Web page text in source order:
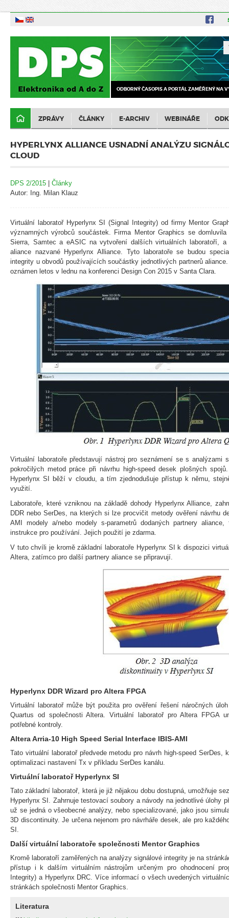
ODBORNÝ ČASOPIS A PORTÁL ZAMĚŘENÝ NA
ZPRÁVY ČLÁNKY E-ARCHIV WEBINÁŘE
HYPERLYNX ALLIANCE USNADNÍ ANALÝZU
CLOUD
DPS 2/2015 | Články
Autor: Ing. Milan Klauz
Virtuální laboratoř Hyperlynx SI (Signal Integrity) od firmy Mentor
významných výrobců součástek. Firma Mentor Graphics se
Sierra, Samtec a eASIC na vytvoření dalších virtuálních laboratoří,
aliance nazvané Hyperlynx Alliance. Tyto laboratoře se budou
integrity u obvodů používajících součástky jednotlivých partnerů
oznámen letos v lednu na konferenci Design Con 2015 v Santa Clara.
Virtuální laboratoře představují nástroj pro seznámení se s analýzami
pokročilých metod práce při návrhu high-speed desek plošných
Hyperlynx SI běží v cloudu, a tím zjednodušuje přístup k němu,
využití.
Laboratoře, které vzniknou na základě dohody Hyperlynx Alliance,
DDR nebo SerDes, na kterých si lze procvičit metody ověření návrhu
AMI modely a/nebo modely s-parametrů dodaných partnery
instrukce pro používání. Jejich použití je zdarma.
V tuto chvíli je kromě základní laboratoře Hyperlynx SI k dispozici
Altera, zatímco pro další partnery aliance se připravují.
Hyperlynx DDR Wizard pro Altera FPGA
Virtuální laboratoř může být použita pro ověření řešení náročných
Quartus od společnosti Altera. Virtuální laboratoř pro Altera FPGA
potřebné kontroly.
Altera Arria-10 High Speed Serial Interface IBIS-AMI
Tato virtuální laboratoř předvede metodu pro návrh high-speed SerDes,
optimalizaci nastavení Tx v příkladu SerDes kanálu.
Virtuální laboratoř Hyperlynx SI
Tato základní laboratoř, která je již nějakou dobu dostupná, umožňuje
Hyperlynx SI. Zahrnuje testovací soubory a návody na jednotlivé úlohy
už se jedná o všeobecné analýzy, nebo specializované, jako jsou
3D discontinuity. Je určena nejenom pro návrháře desek, ale pro
SI.
Další virtuální laboratoře společnosti Mentor Graphics
Kromě laboratoří zaměřených na analýzy signálové integrity je na
přístup i k dalším virtuálním nástrojům určeným pro ohodnocení
Integrity) a Hyperlynx DRC. Více informací o všech uvedených
stránkách společnosti Mentor Graphics.
Literatura